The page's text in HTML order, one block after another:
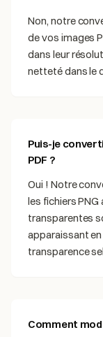
Non, notre
de vos images
dans leur
netteté dans le
Puis-je
PDF ?
Oui ! Notre
les fichiers
transparentes
apparaissant
transparence
Comment